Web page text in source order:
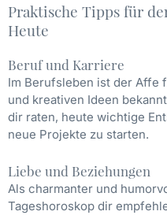
Praktische Tipps für
Heute
Beruf und Karriere
Im Berufsleben ist der Affe
und kreativen Ideen
dir raten, heute wichtige
neue Projekte zu starten.
Liebe und Beziehungen
Als charmanter und
Tageshoroskop dir